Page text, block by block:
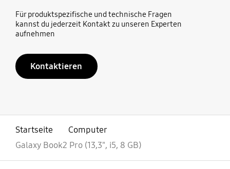
Für produktspezifische und technische Fragen
kannst du jederzeit Kontakt zu unseren Experten
aufnehmen
Kontaktieren
Startseite
Computer
Galaxy Book2 Pro (13,3", i5, 8 GB)